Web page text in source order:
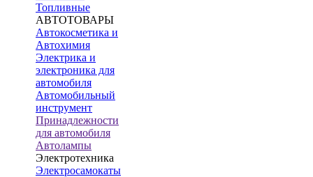
Топливные
АВТОТОВАРЫ
Автокосметика и
Автохимия
Электрика и
электроника для
автомобиля
Автомобильный
инструмент
Принадлежности
для автомобиля
Автолампы
Электротехника
Электросамокаты